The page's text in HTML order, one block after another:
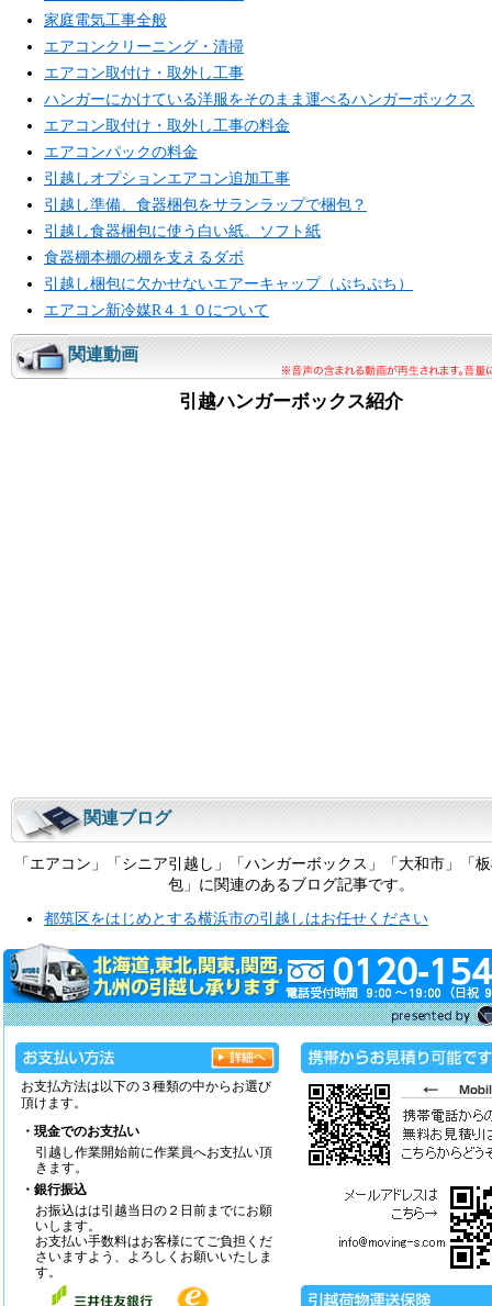
家庭電気工事全般
エアコンクリーニング・清掃
エアコン取付け・取外し工事
ハンガーにかけている洋服をそのまま運べるハンガーボックス
エアコン取付け・取外し工事の料金
エアコンパックの料金
引越しオプションエアコン追加工事
引越し準備、食器梱包をサランラップで梱包？
引越し食器梱包に使う白い紙。ソフト紙
食器棚本棚の棚を支えるダボ
引越し梱包に欠かせないエアーキャップ（ぷちぷち）
エアコン新冷媒R４１０について
関連動画
引越ハンガーボックス紹介
関連ブログ
「エアコン」「シニア引越し」「ハンガーボックス」「大和市」「
包」に関連のあるブログ記事です。
都筑区をはじめとする横浜市の引越しはお任せください
お支払方法は以下の３種類の中からお選び
頂けます。
・現金でのお支払い
引越し作業開始前に作業員へお支払い頂
きます。
・銀行振込
お振込はは引越当日の２日前までにお願
いします。
お支払い手数料はお客様にてご負担くだ
さいますよう、よろしくお願いいたしま
す。